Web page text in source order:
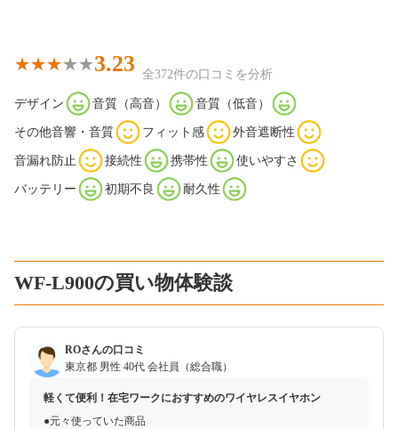
3.23 全372件の口コミを分析
デザイン 音質（高音） 音質（低音）
その他音響・音質 フィット感 外音遮断性
音漏れ防止 接続性 携帯性 使いやすさ
バッテリー 初期不良 耐久性
WF-L900の買い物体験談
ROさんの口コミ
東京都 男性 40代 会社員（総合職）
軽くて便利！在宅ワークにおすすめのワイヤレスイヤホン
●元々使っていた商品